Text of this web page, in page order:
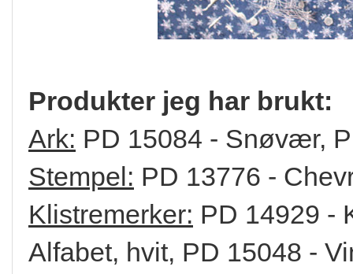
Produkter jeg har brukt:
Ark: PD 15084 - Snøvær,
Stempel: PD 13776 -
Klistremerker: PD 14929 -
Alfabet, hvit, PD 15048 -